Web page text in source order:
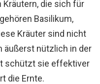
die sich für
Basilikum,
Kräuter sind nicht
äußerst nützlich in der
schützt sie effektiver
die Ernte.